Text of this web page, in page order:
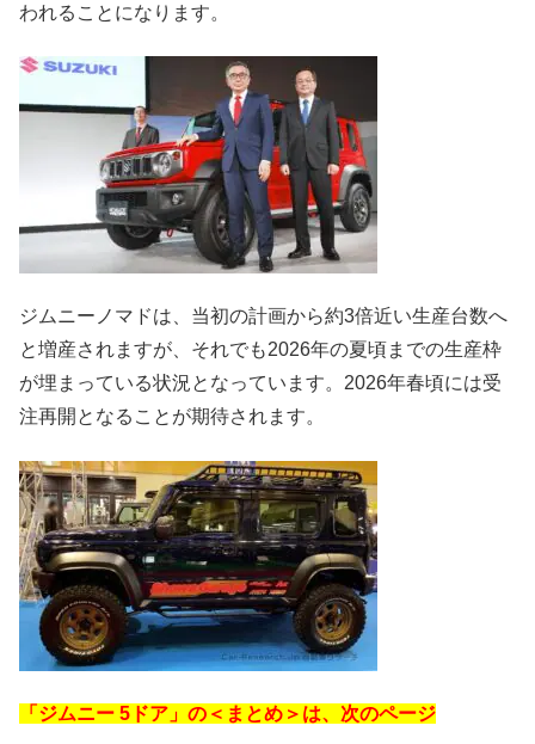
われることになります。
ジムニーノマドは、当初の計画から約3倍近い生産台数へ
と増産されますが、それでも2026年の夏頃までの生産枠
が埋まっている状況となっています。2026年春頃には受
注再開となることが期待されます。
「ジムニー 5ドア」の＜まとめ＞は、次のページ